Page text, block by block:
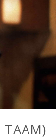
TAAM)